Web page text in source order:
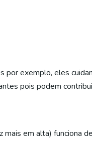
por exemplo, eles
pois podem
em alta) funciona de